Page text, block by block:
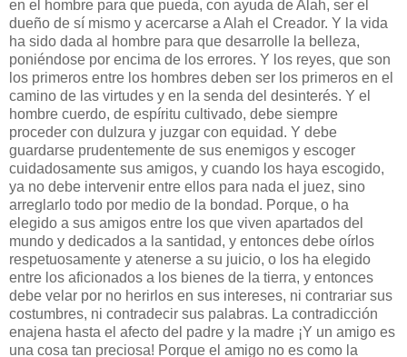
en el hombre para que pueda, con ayuda de Alah, ser el
dueño de sí mismo y acercarse a Alah el Creador. Y la vida
ha sido dada al hombre para que desarrolle la belleza,
poniéndose por encima de los errores. Y los reyes, que son
los primeros entre los hombres deben ser los primeros en el
camino de las virtudes y en la senda del desinterés. Y el
hombre cuerdo, de espíritu cultivado, debe siempre
proceder con dulzura y juzgar con equidad. Y debe
guardarse prudentemente de sus enemigos y escoger
cuidadosamente sus amigos, y cuando los haya escogido,
ya no debe intervenir entre ellos para nada el juez, sino
arreglarlo todo por medio de la bondad. Porque, o ha
elegido a sus amigos entre los que viven apartados del
mundo y dedicados a la santidad, y entonces debe oírlos
respetuosamente y atenerse a su juicio, o los ha elegido
entre los aficionados a los bienes de la tierra, y entonces
debe velar por no herirlos en sus intereses, ni contrariar sus
costumbres, ni contradecir sus palabras. La contradicción
enajena hasta el afecto del padre y la madre ¡Y un amigo es
una cosa tan preciosa! Porque el amigo no es como la